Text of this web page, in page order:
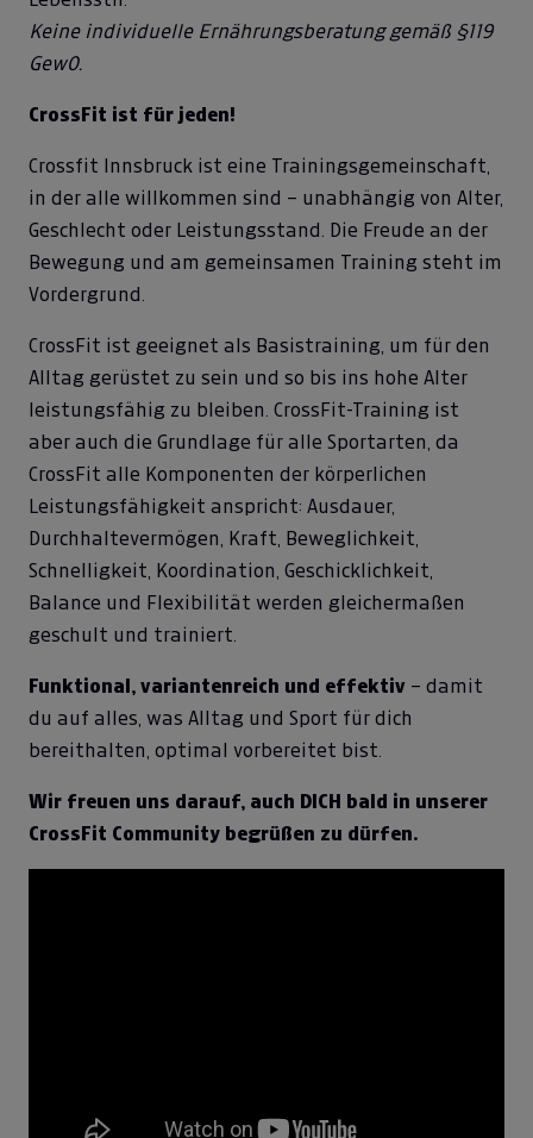
Keine individuelle Ernährungsberatung gemäß §119
GewO.
CrossFit ist für jeden!
Crossfit Innsbruck ist eine Trainingsgemeinschaft,
in der alle willkommen sind – unabhängig von Alter,
Geschlecht oder Leistungsstand. Die Freude an der
Bewegung und am gemeinsamen Training steht im
Vordergrund.
CrossFit ist geeignet als Basistraining, um für den
Alltag gerüstet zu sein und so bis ins hohe Alter
leistungsfähig zu bleiben. CrossFit-Training ist
aber auch die Grundlage für alle Sportarten, da
CrossFit alle Komponenten der körperlichen
Leistungsfähigkeit anspricht: Ausdauer,
Durchhaltevermögen, Kraft, Beweglichkeit,
Schnelligkeit, Koordination, Geschicklichkeit,
Balance und Flexibilität werden gleichermaßen
geschult und trainiert.
Funktional, variantenreich und effektiv – damit
du auf alles, was Alltag und Sport für dich
bereithalten, optimal vorbereitet bist.
Wir freuen uns darauf, auch DICH bald in unserer
CrossFit Community begrüßen zu dürfen.